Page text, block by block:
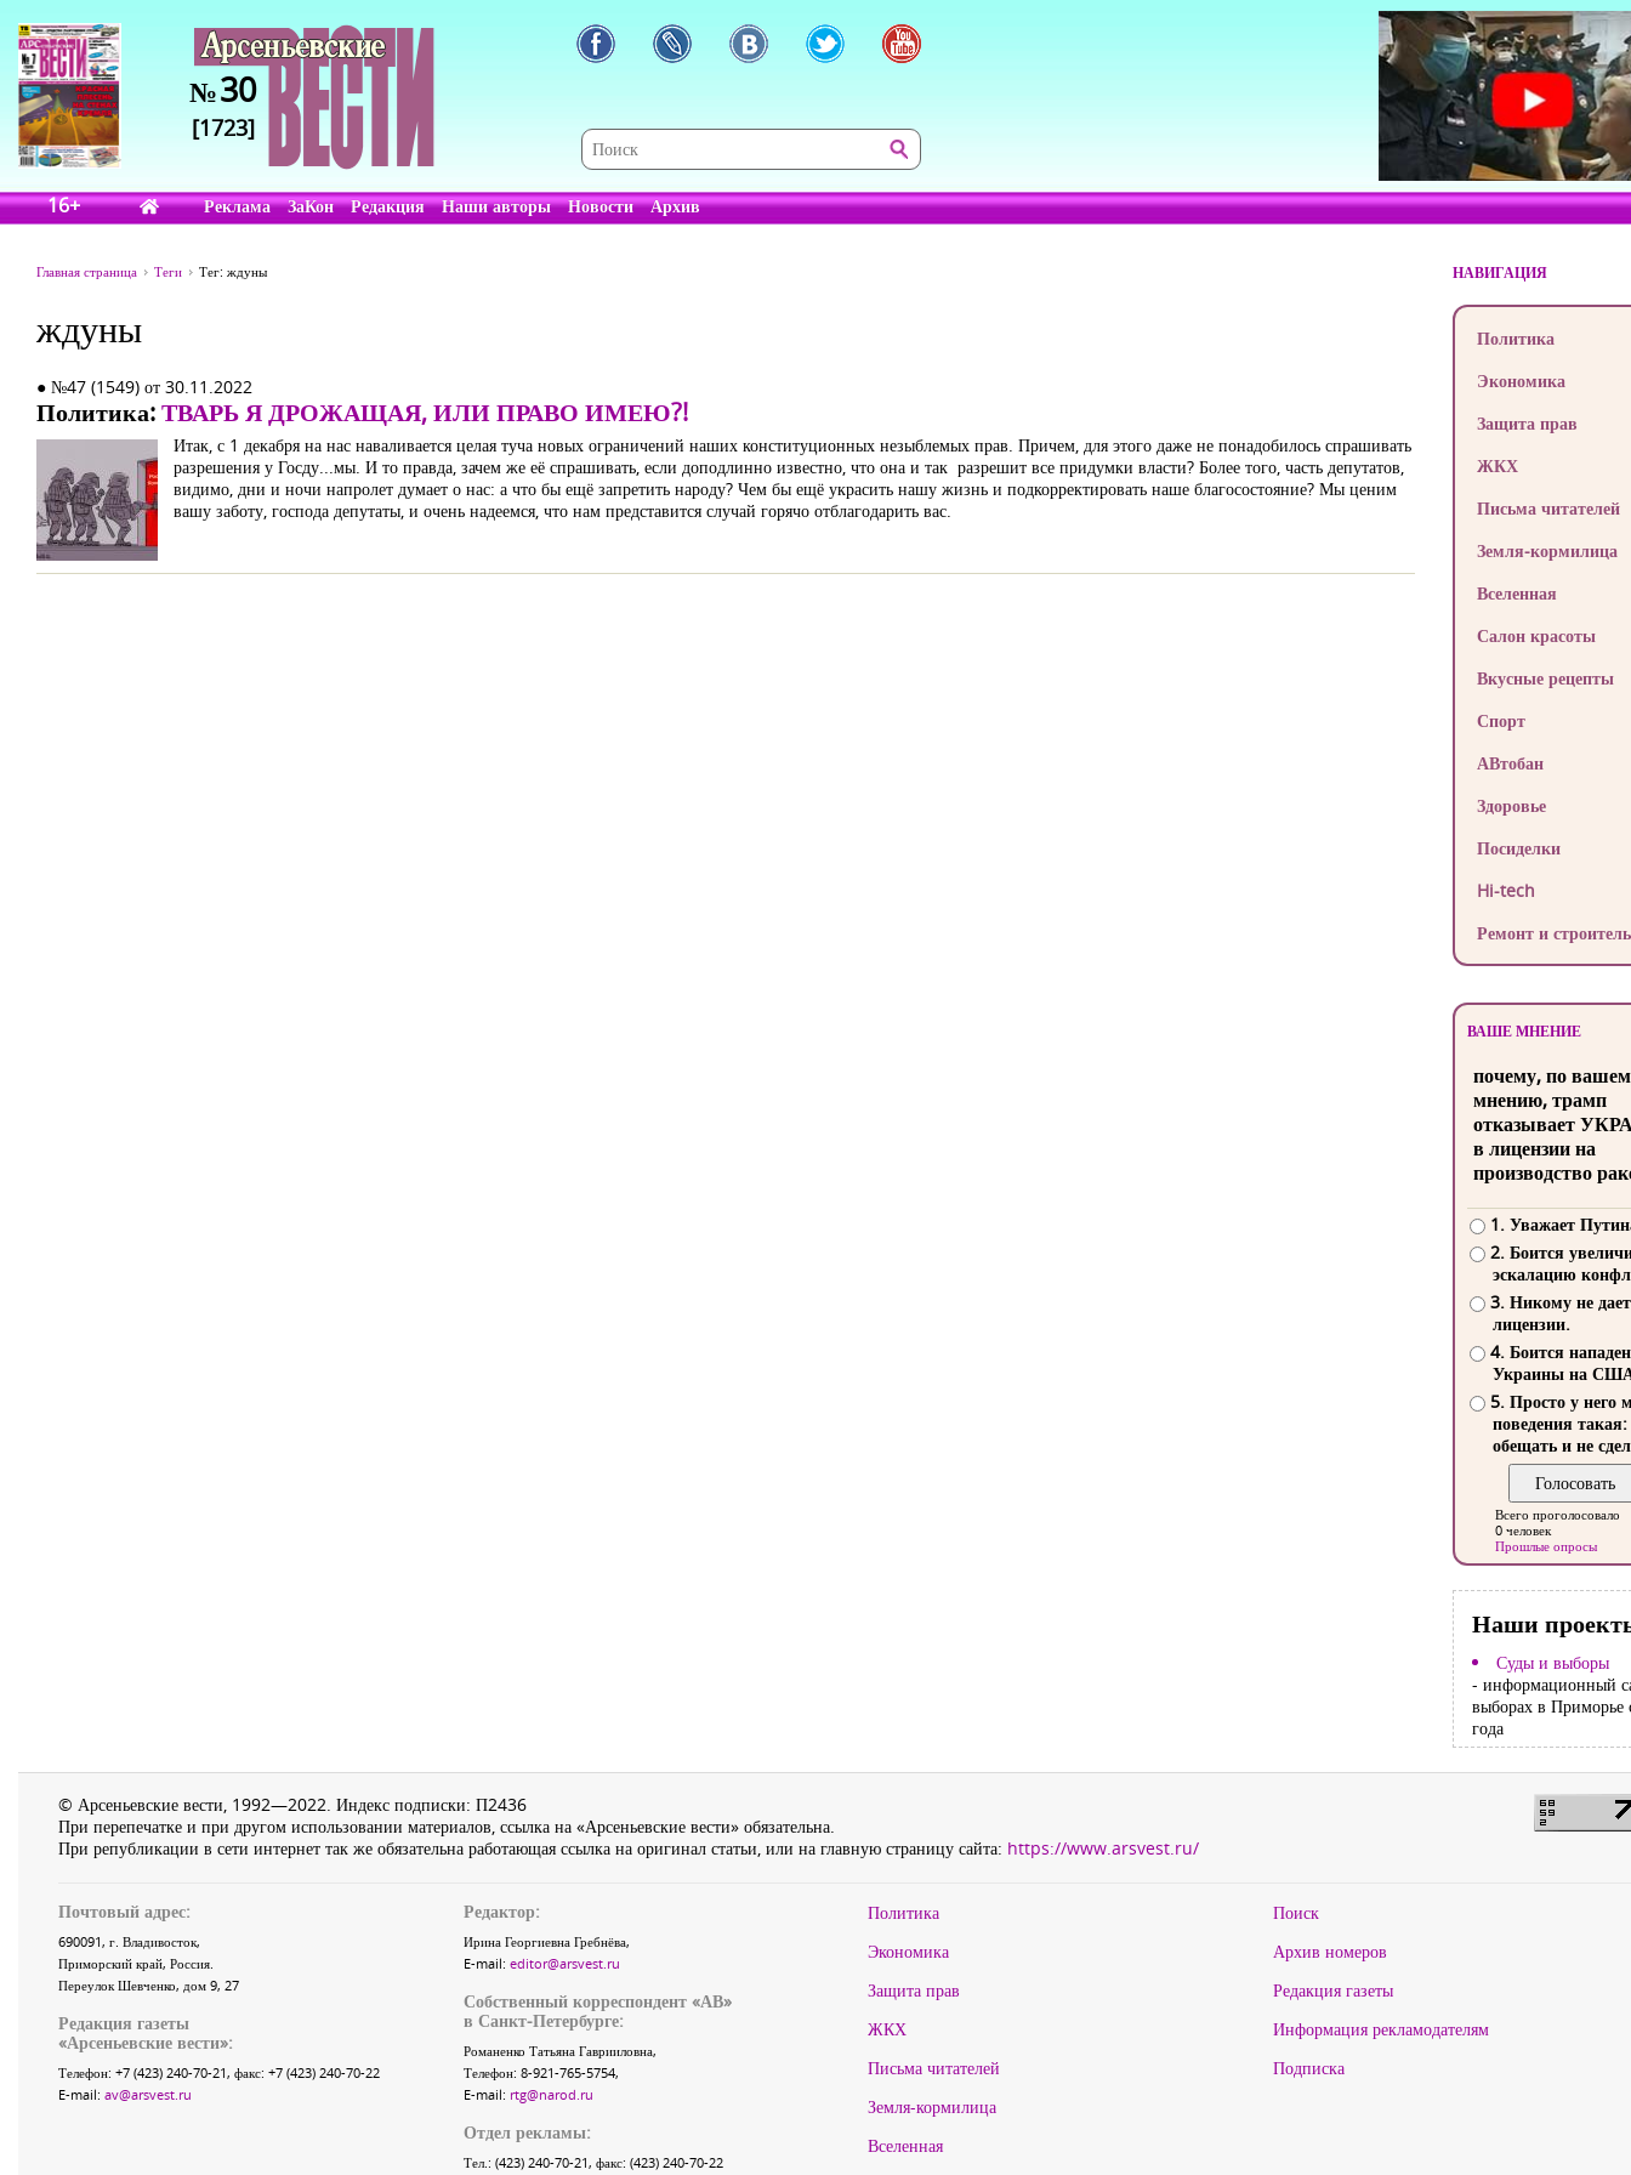
№30
[1723]
16+ Реклама ЗаКон Редакция Наши авторы Новости Архив
Главная страница Теги Тег: ждуны
ждуны
● №47 (1549) от 30.11.2022
Политика:ТВАРЬ Я ДРОЖАЩАЯ, ИЛИ ПРАВО ИМЕЮ?!
Итак, с 1 декабря на нас наваливается целая туча новых ограничений наших конституционных незыблемых прав. Причем, для этого даже не понадобилось спрашивать
разрешения у Госду...мы. И то правда, зачем же её спрашивать, если доподлинно известно, что она и так разрешит все придумки власти? Более того, часть депутатов,
видимо, дни и ночи напролет думает о нас: а что бы ещё запретить народу? Чем бы ещё украсить нашу жизнь и подкорректировать наше благосостояние? Мы ценим
вашу заботу, господа депутаты, и очень надеемся, что нам представится случай горячо отблагодарить вас.
НАВИГАЦИЯ
Политика
Экономика
Защита прав
ЖКХ
Письма читателей
Земля-кормилица
Вселенная
Салон красоты
Вкусные рецепты
Спорт
АВтобан
Здоровье
Посиделки
Hi-tech
Ремонт и
ВАШЕ МНЕНИЕ
почему, по
мнению, трамп
отказывает
в лицензии на
производство
1. Уважает
2. Боится
эскалацию
3. Никому не
лицензии.
4. Боится
Украины на
5. Просто у него
поведения такая:
обещать и не
Всего проголосовало
0 человек
Прошлые опросы
Наши
Суды и выборы
- информационный
выборах в Приморье
года
© Арсеньевские вести, 1992—2022. Индекс подписки: П2436
При перепечатке и при другом использовании материалов, ссылка на «Арсеньевские вести» обязательна.
При републикации в сети интернет так же обязательна работающая ссылка на оригинал статьи, или на главную страницу сайта: https://www.arsvest.ru/
Почтовый адрес:
690091, г. Владивосток,
Приморский край, Россия.
Переулок Шевченко, дом 9, 27
Редакция газеты
«Арсеньевские вести»:
Телефон: +7 (423) 240-70-21, факс: +7 (423) 240-70-22
E-mail: av@arsvest.ru
Редактор:
Ирина Георгиевна Гребнёва,
E-mail: editor@arsvest.ru
Собственный корреспондент «АВ»
в Санкт-Петербурге:
Романенко Татьяна Гаврииловна,
Телефон: 8-921-765-5754,
E-mail: rtg@narod.ru
Отдел рекламы:
Тел.: (423) 240-70-21, факс: (423) 240-70-22
Политика
Экономика
Защита прав
ЖКХ
Письма читателей
Земля-кормилица
Вселенная
Поиск
Архив номеров
Редакция газеты
Информация рекламодателям
Подписка